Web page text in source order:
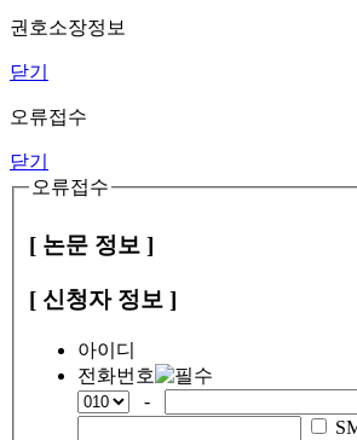
권호소장정보
닫기
오류접수
닫기
오류접수
[ 논문 정보 ]
[ 신청자 정보 ]
아이디
전화번호
-